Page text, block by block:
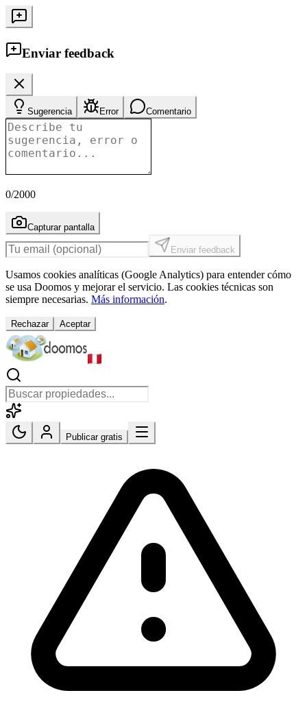
Enviar feedback
Sugerencia Error Comentario
0/2000
Capturar pantalla
Enviar feedback
Usamos cookies analíticas (Google Analytics) para entender cómo
se usa Doomos y mejorar el servicio. Las cookies técnicas son
siempre necesarias. Más información.
Rechazar Aceptar
Publicar gratis